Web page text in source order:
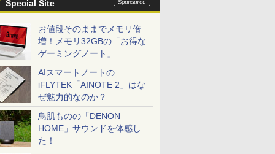
Special Site
お値段そのままでメモリ倍
増！メモリ32GBの「お得な
ゲーミングノート」
AIスマートノートの
iFLYTEK「AINOTE 2」はな
ぜ魅力的なのか？
鳥肌ものの「DENON
HOME」サウンドを体感し
た！